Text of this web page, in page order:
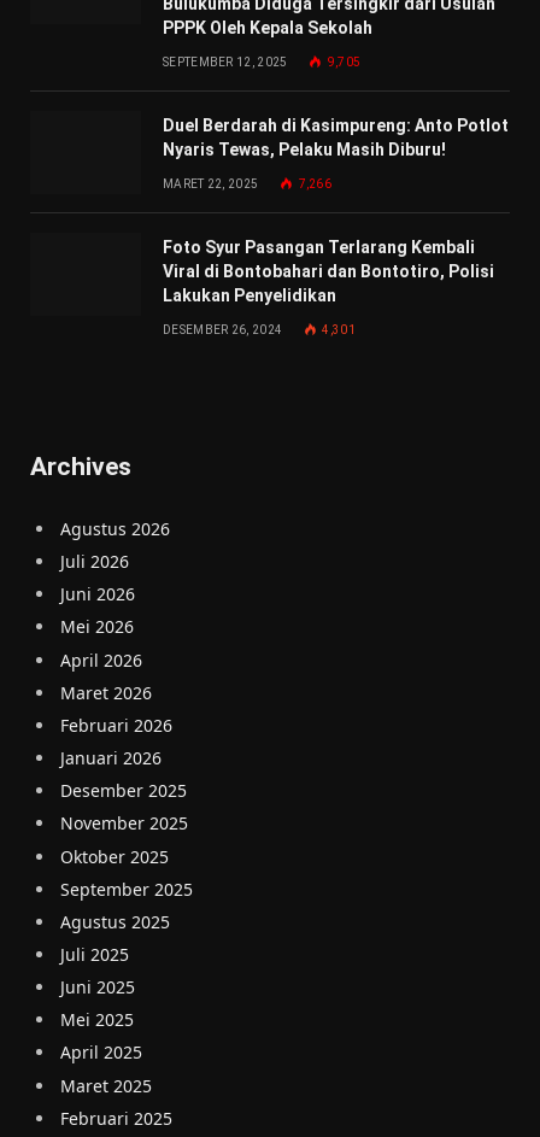
PPPK Oleh Kepala Sekolah
SEPTEMBER 12, 2025 9,705
Duel Berdarah di Kasimpureng: Anto Potlot
Nyaris Tewas, Pelaku Masih Diburu!
MARET 22, 2025 7,266
Foto Syur Pasangan Terlarang Kembali
Viral di Bontobahari dan Bontotiro, Polisi
Lakukan Penyelidikan
DESEMBER 26, 2024 4,301
Archives
Agustus 2026
Juli 2026
Juni 2026
Mei 2026
April 2026
Maret 2026
Februari 2026
Januari 2026
Desember 2025
November 2025
Oktober 2025
September 2025
Agustus 2025
Juli 2025
Juni 2025
Mei 2025
April 2025
Maret 2025
Februari 2025